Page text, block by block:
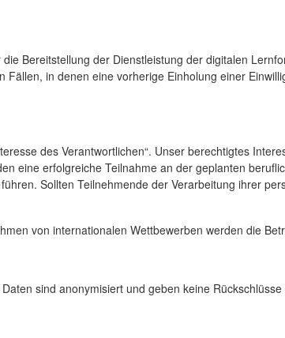
Bereitstellung der Dienstleistung der digitalen
in denen eine vorherige Einholung einer
des Verantwortlichen“. Unser berechtigtes
eine erfolgreiche Teilnahme an der geplanten
Sollten Teilnehmende der Verarbeitung ihrer
von internationalen Wettbewerben werden die
sind anonymisiert und geben keine